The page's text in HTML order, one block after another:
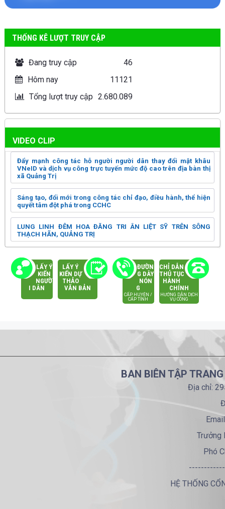
THỐNG KÊ LƯỢT TRUY CẬP
Đang truy cập
46
Hôm nay
11121
Tổng lượt truy cập 2.680.089
VIDEO CLIP
Đẩy mạnh công tác hỗ người người dân thay đổi mật khâu
VNeID và dịch vụ công trực tuyến mức độ cao trên địa bàn thị
xã Quảng Trị
Sáng tạo, đổi mới trong công tác chỉ đạo, điều hành, thể hiện
quyết tâm đột phá trong CCHC
LUNG LINH ĐÊM HOA ĐĂNG TRI ÂN LIỆT SỸ TRÊN SÔNG
THẠCH HÃN, QUẢNG TRỊ
LẤY Ý
KIẾN
NGƯỜ
I DÂN
LẤY Ý
KIẾN DỰ
THẢO
VĂN BẢN
ĐƯỜN
G DÂY
NÓN
G
CẤP HUYỆN /
CẤP TỈNH
CHỈ DẪN
THỦ TỤC
HÀNH
CHÍNH
HƯỚNG DẪN DỊCH
VỤ CÔNG
BAN BIÊN TẬP
Địa chỉ:
Trưởng
Phó
HỆ THỐNG